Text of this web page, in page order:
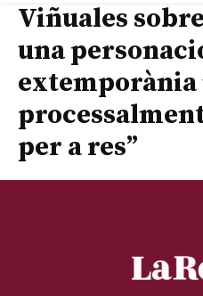
Viñuales
una
per a res”